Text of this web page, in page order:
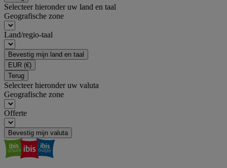
Selecteer hieronder uw land en taal
Geografische zone
Land/regio-taal
Bevestig mijn land en taal
EUR (€)
Terug
Selecteer hieronder uw valuta
Geografische zone
Offerte
Bevestig mijn valuta